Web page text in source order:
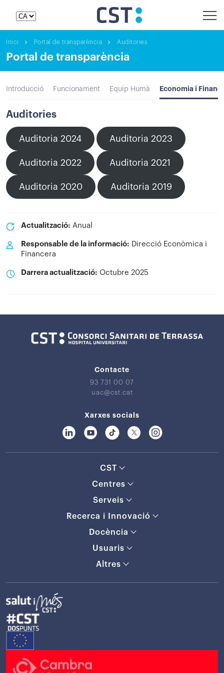
Inici Portal de transparència Auditories
Portal de transparència
Introducció Funcionament Equip Humà Economia i
Auditories
Auditoria 2024 Auditoria 2023
Auditoria 2022 Auditoria 2021
Auditoria 2020 Auditoria 2019
Actualització: Anual
Responsable de la informació: Direcció Econòmica i
Financera
Darrera actualització: Octubre 2025
Contacte
93 731 00 07
uac@cst.cat
Xarxes socials
CST
Centres
Serveis
Recerca i Innovació
Docència
Usuaris
Altres